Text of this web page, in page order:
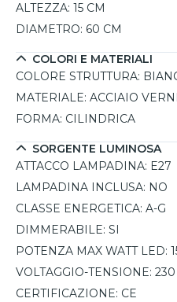
dimmerabile, permettendo di
luminosa a seconda delle
E27 fino a un massimo di
grande flessibilità nella
ALTEZZA: 15 CM
DIAMETRO: 60 CM
COLORI E MATERIALI
COLORE STRUTTURA:
MATERIALE: ACCIAIO
FORMA: CILINDRICA
SORGENTE LUMINOSA
ATTACCO LAMPADINA: E27
LAMPADINA INCLUSA: NO
CLASSE ENERGETICA: A-G
DIMMERABILE: SI
POTENZA MAX WATT LED:
VOLTAGGIO-TENSIONE:
CERTIFICAZIONE: CE